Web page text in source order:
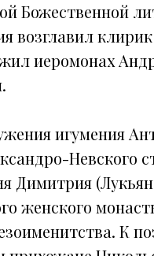
Божественной
возглавил
иеромонах
игумения
Невского
Димитрия
женского
К